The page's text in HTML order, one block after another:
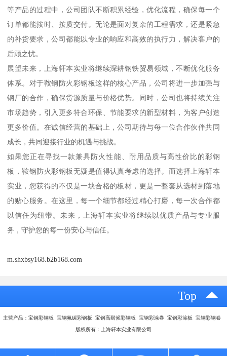
等产品的过程中，公司团队不断积累经验，优化流程，确保每一个
订单都能按时、按质交付。无论是面对复杂的工程需求，还是紧急
的补货要求，公司都能以专业的响应和高效的执行力，解决客户的
后顾之忧。
展望未来，上海轩本实业将继续深耕钢铁贸易领域，不断优化服务
体系。对于鞍钢防火彩钢板这样的核心产品，公司将进一步加强与
钢厂的合作，确保货源质量与价格优势。同时，公司也将持续关注
市场趋势，引入更多符合环保、节能要求的新型材料，为客户创造
更多价值。在诚信经营的基础上，公司期待与每一位合作伙伴共同
成长，共同迎接行业的机遇与挑战。
如果您正在寻找一款兼具防火性能、耐用品质与高性价比的彩钢
板，鞍钢防火彩钢板无疑是值得认真考虑的选择。而选择上海轩本
实业，您获得的不仅是一块合格的板材，更是一整套从选材到落地
的贴心服务。在这里，每一个细节都经过精心打磨，每一次合作都
以信任为纽带。未来，上海轩本实业将继续以优质产品与专业服
务，守护您的每一份安心与信任。
m.shxbsy168.b2b168.com
Top
主营产品：宝钢彩钢板 宝钢氟碳彩钢板 宝钢高耐候彩钢板 宝钢彩涂卷 宝钢彩涂板 宝钢彩钢卷
版权所有：上海轩本实业有限公司